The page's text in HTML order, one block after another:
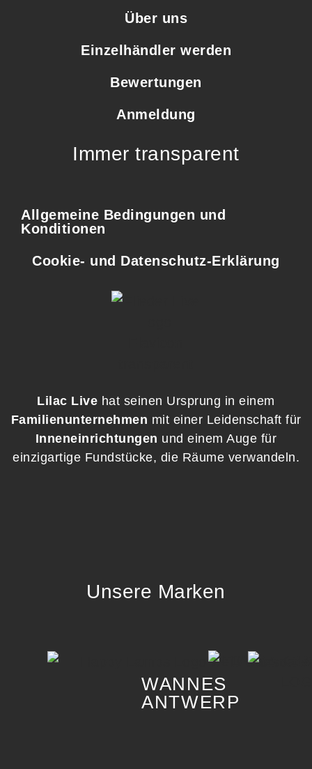
Über uns
Einzelhändler werden
Bewertungen
Anmeldung
Lilac Live hat seinen Ursprung in einem
Familienunternehmen mit einer Leidenschaft für
Inneneinrichtungen und einem Auge für
einzigartige Fundstücke, die Räume verwandeln.
Immer transparent
Allgemeine Bedingungen und
Konditionen
Cookie- und Datenschutz-Erklärung
Unsere Marken
WANNES
ANTWERP